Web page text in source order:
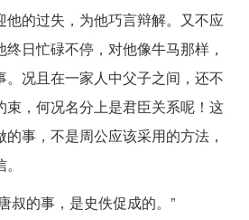
他的过失，为他巧言辩解。又不应
日忙碌不停，对他像牛马那样，
。况且在一家人中父子之间，还不
束，何况名分上是君臣关系呢！这
事，不是周公应该采用的方法，
叔的事，是史佚促成的。”